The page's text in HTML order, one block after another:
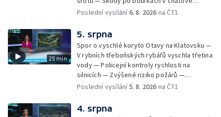
oblasti — Pátrání po muži na jezeru Most —
parašutistů — Na letní výlety se dá vyrazit
autem, na kole, pěšky nebo třeba vlakem.
Svůj vlastní způsob cestování má ale Pavel
Žůrek z Jarošova na Svitavsku. Po Česku
jezdí v bezmála osmdesát let starém
renovovaném traktoru. Pohybuje se
většinou po okreskách a nocuje — Srážka
zažehnává krizi ve zdravotnictví — Instalace
Poslední vysílání6. 8. 2026 na ČT1
25 min
5. srpna
Spor o vyschlé koryto Otavy na Klatovsku —
V rybních třeboňských rybářů vyschla třetina
vody — Policejní kontroly rychlosti na
silnicích — Zvýšené riziko požárů —
Zemědělci na Vysočině čekají na déšť —
pro sociálně znevýhodněné — Neobvyklá
nehoda cyklisty v Karlových Varech —
Poslední vysílání5. 8. 2026 na ČT1
4. srpna